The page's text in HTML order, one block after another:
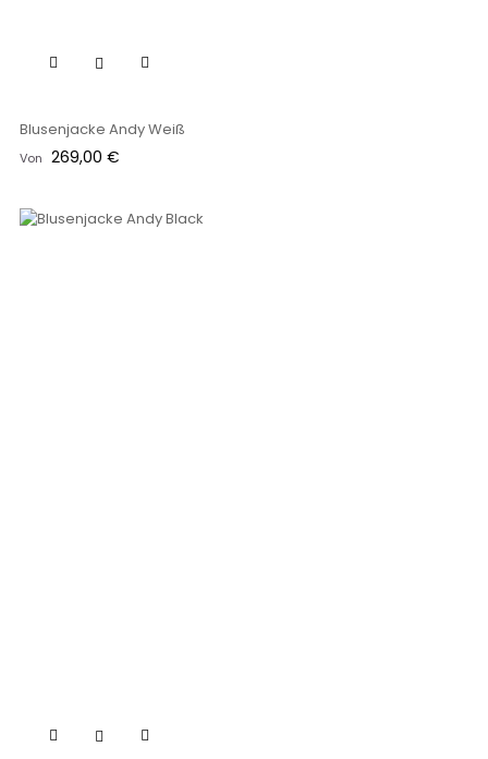
Blusenjacke Andy Weiß
Von Preis
269,00 €